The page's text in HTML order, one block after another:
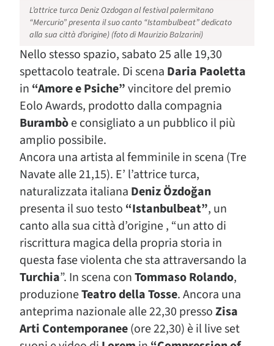
L’attrice turca Deniz Ozdogan al festival palermitano
“Mercurio” presenta il suo canto “Istambulbeat” dedicato
alla sua città d’origine) (foto di Maurizio Balzarini)
Nello stesso spazio, sabato 25 alle 19,30
spettacolo teatrale. Di scena Daria Paoletta
in “Amore e Psiche”vincitore del premio
Eolo Awards, prodotto dalla compagnia
Burambòe consigliato a un pubblico il più
amplio possibile.
Ancora una artista al femminile in scena (Tre
Navate alle 21,15). E’ l’attrice turca,
naturalizzata italiana Deniz Özdoğan
presenta il suo testo “Istanbulbeat”, un
canto alla sua città d’origine , “un atto di
riscrittura magica della propria storia in
questa fase violenta che sta attraversando la
Turchia”. In scena conTommaso Rolando,
produzioneTeatro della Tosse. Ancora una
anteprima nazionale alle 22,30 pressoZisa
Arti Contemporanee(ore 22,30) è il live set